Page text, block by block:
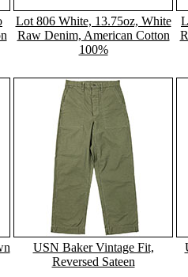
Lot 806 White, 13.75oz, White
Raw Denim, American Cotton
100%
USN Baker Vintage Fit,
Reversed Sateen